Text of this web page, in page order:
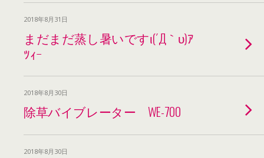
2018年8月31日
まだまだ蒸し暑いですι(´Д｀υ)ｱ
ﾂｨｰ
2018年8月30日
除草バイブレーター WE-700
2018年8月30日